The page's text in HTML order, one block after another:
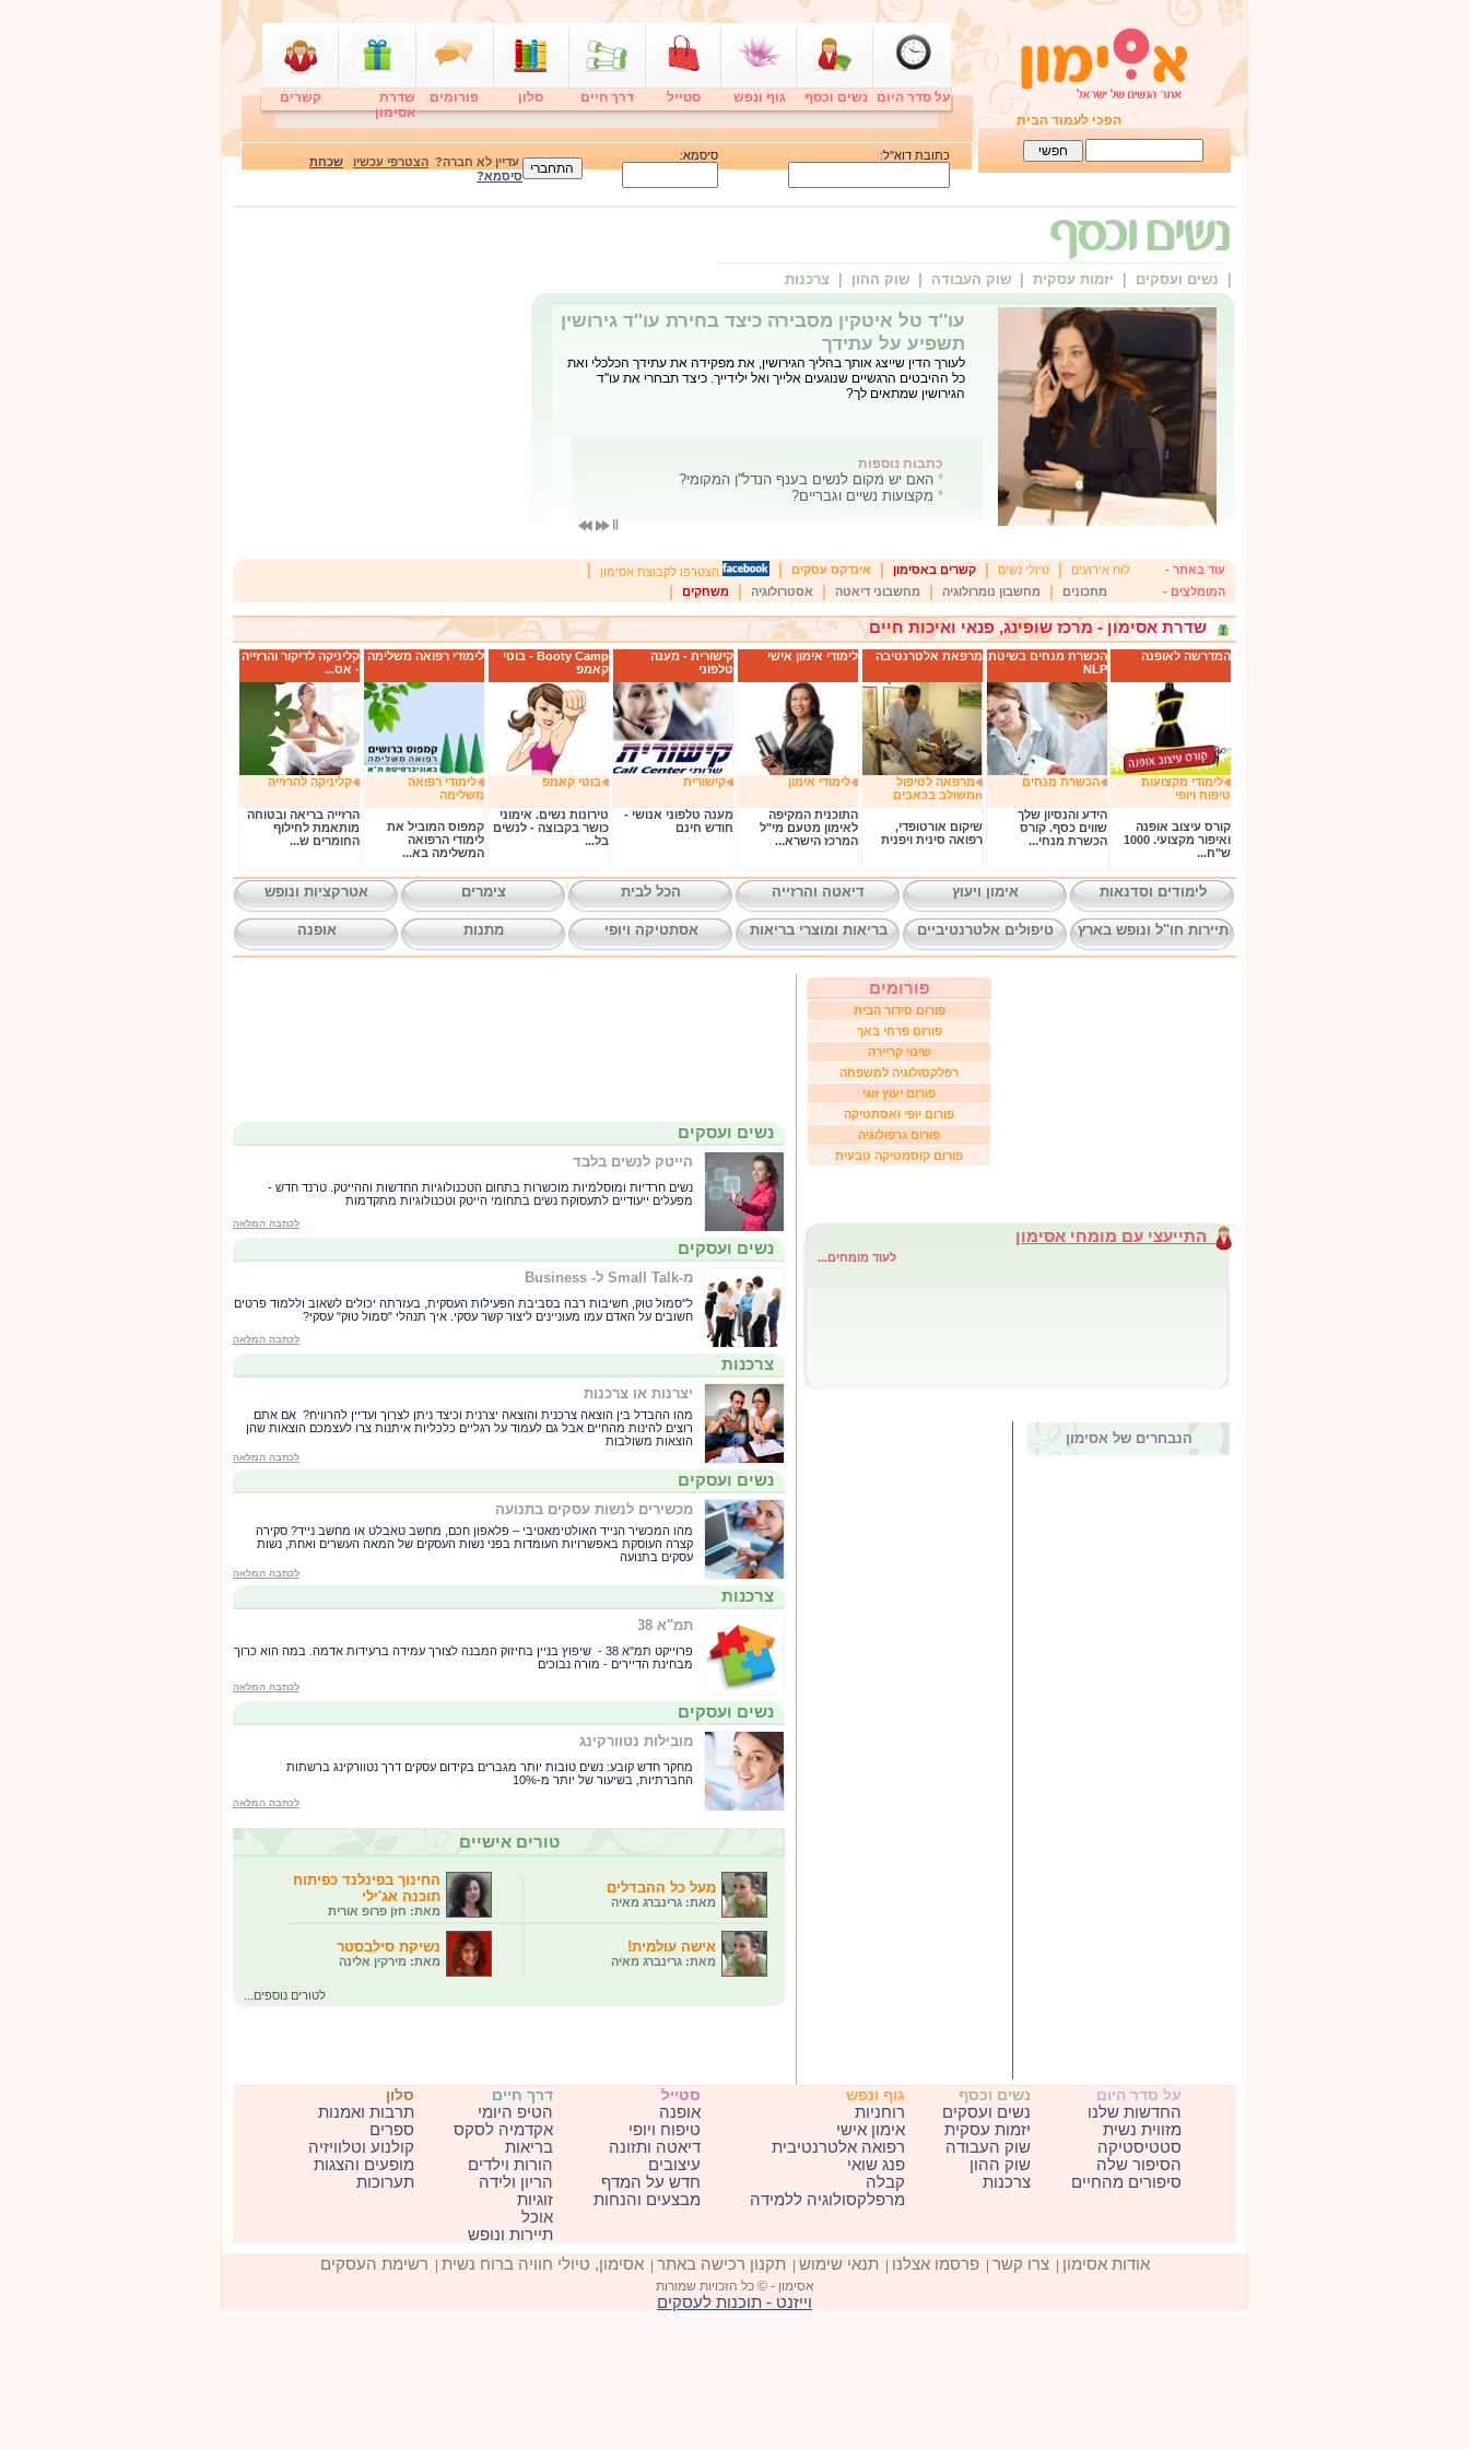
הפכי לעמוד הבית
על סדר היום נשים וכסף גוף ונפש סטייל דרך חיים סלון פורומים
שדרת
אסימון
קשרים
כתובת דוא"ל: סיסמא: עדיין לא חברה? הצטרפי עכשיו
שכחת
סיסמא?
| נשים ועסקים | יזמות עסקית | שוק העבודה | שוק ההון | צרכנות
עו''ד טל איטקין מסבירה כיצד בחירת עו''ד גירושין
תשפיע על עתידך
לעורך הדין שייצג אותך בהליך הגירושין, את מפקידה את עתידך הכלכלי ואת
כל ההיבטים הרגשיים שנוגעים אלייך ואל ילידייך. כיצד תבחרי את עו''ד
הגירושין שמתאים לך?
כתבות נוספות
* האם יש מקום לנשים בענף הנדל''ן המקומי?
* מקצועות נשיים וגבריים?
עוד באתר - לוח אירועים טיולי נשים קשרים באסימון אינדקס עסקים הצטרפו לקבוצת אסימון
המומלצים - מתכונים מחשבון נומרולוגיה מחשבוני דיאטה אסטרולוגיה משחקים
שדרת אסימון - מרכז שופינג, פנאי ואיכות חיים
המדרשה לאופנה
לימודי מקצועות
טיפוח ויופי
קורס עיצוב אופנה
ואיפור מקצועי. 1000
ש"ח...
הכשרת מנחים בשיטת
NLP
הכשרת מנחים
הידע והנסיון שלך
שווים כסף. קורס
הכשרת מנחי...
מרפאת אלטרנטיבה
מרפאה לטיפול
nמשולב בכאבים
שיקום אורטופדי,
רפואה סינית ויפנית
לימודי אימון אישי
לימודי אימון
התוכנית המקיפה
לאימון מטעם מי"ל
המרכז הישרא...
קישורית - מענה
טלפוני
קישורית
מענה טלפוני אנושי -
חודש חינם
Booty Camp - בוטי
קאמפ
בוטי קאמפ
טירונות נשים. אימוני
כושר בקבוצה - לנשים
בל...
לימודי רפואה משלימה
לימודי רפואה
משלימה
קמפוס המוביל את
לימודי הרפואה
המשלימה בא...
קליניקה לדיקור והרזייה
- אס...
קליניקה להרזייה
הרזייה בריאה ובטוחה
מותאמת לחילוף
החומרים ש...
לימודים וסדנאות אימון ויעוץ דיאטה והרזייה הכל לבית צימרים אטרקציות ונופש
תיירות חו"ל ונופש בארץ טיפולים אלטרנטיביים בריאות ומוצרי בריאות אסתטיקה ויופי מתנות אופנה
פורומים
פורום סידור הבית
פורום פרחי באך
שינוי קריירה
רפלקסולוגיה למשפחה
פורום יעוץ זוגי
פורום יופי ואסתטיקה
פורום גרפולוגיה
פורום קוסמטיקה טבעית
התייעצי עם מומחי אסימון
לעוד מומחים...
הנבחרים של אסימון
נשים ועסקים
הייטק לנשים בלבד
נשים חרדיות ומוסלמיות מוכשרות בתחום הטכנולוגיות החדשות וההייטק. טרנד חדש -
מפעלים ייעודיים לתעסוקת נשים בתחומי הייטק וטכנולוגיות מתקדמות
לכתבה המלאה
נשים ועסקים
מ-Small Talk ל- Business
ל"סמול טוק, חשיבות רבה בסביבת הפעילות העסקית, בעזרתה יכולים לשאוב וללמוד פרטים
חשובים על האדם עמו מעוניינים ליצור קשר עסקי. איך תנהלי "סמול טוק" עסקי?
לכתבה המלאה
צרכנות
יצרנות או צרכנות
מהו ההבדל בין הוצאה צרכנית והוצאה יצרנית וכיצד ניתן לצרוך ועדיין להרוויח? אם אתם
רוצים להינות מהחיים אבל גם לעמוד על רגליים כלכליות איתנות צרו לעצמכם הוצאות שהן
הוצאות משולבות
לכתבה המלאה
נשים ועסקים
מכשירים לנשות עסקים בתנועה
מהו המכשיר הנייד האולטימאטיבי – פלאפון חכם, מחשב טאבלט או מחשב נייד? סקירה
קצרה העוסקת באפשרויות העומדות בפני נשות העסקים של המאה העשרים ואחת, נשות
עסקים בתנועה
לכתבה המלאה
צרכנות
תמ"א 38
פרוייקט תמ"א 38 - שיפוץ בניין בחיזוק המבנה לצורך עמידה ברעידות אדמה. במה הוא כרוך
מבחינת הדיירים - מורה נבוכים
לכתבה המלאה
נשים ועסקים
מובילות נטוורקינג
מחקר חדש קובע: נשים טובות יותר מגברים בקידום עסקים דרך נטוורקינג ברשתות
החברתיות, בשיעור של יותר מ-10%
לכתבה המלאה
טורים אישיים
מעל כל ההבדלים
מאת: גרינברג מאיה
החינוך בפינלנד כפיתוח
תוכנה אג'ילי
מאת: חזן פרופ אורית
אישה עולמית!
מאת: גרינברג מאיה
נשיקת סילבסטר
מאת: מירקין אלינה
לטורים נוספים...
על סדר היום
החדשות שלנו
מזווית נשית
סטטיסטיקה
הסיפור שלה
סיפורים מהחיים
נשים וכסף
נשים ועסקים
יזמות עסקית
שוק העבודה
שוק ההון
צרכנות
גוף ונפש
רוחניות
אימון אישי
רפואה אלטרנטיבית
פנג שואי
קבלה
מרפלקסולוגיה ללמידה
סטייל
אופנה
טיפוח ויופי
דיאטה ותזונה
עיצובים
חדש על המדף
מבצעים והנחות
דרך חיים
הטיפ היומי
אקדמיה לסקס
בריאות
הורות וילדים
הריון ולידה
זוגיות
אוכל
תיירות ונופש
סלון
תרבות ואמנות
ספרים
קולנוע וטלוויזיה
מופעים והצגות
תערוכות
אודות אסימון |צרו קשר |פרסמו אצלנו תנאי שימוש תקנון רכישה באתר |אסימון, טיולי חוויה ברוח נשית רשימת העסקים
אסימון - © כל הזכויות שמורות
וייזנט - תוכנות לעסקים